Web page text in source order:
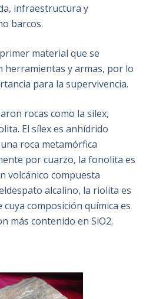
infraestructura y
barcos.
material que se
herramientas y armas, por lo
para la supervivencia.
rocas como la silex,
El sílex es anhídrido
roca metamórfica
por cuarzo, la fonolita es
volcánico compuesta
alcalino, la riolita es
cuya composición química es
más contenido en SiO2.